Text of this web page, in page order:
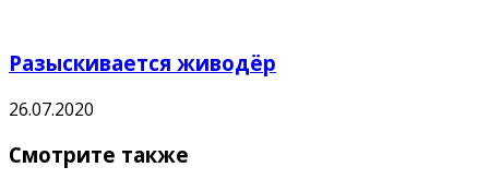
Разыскивается живодёр
26.07.2020
Смотрите также